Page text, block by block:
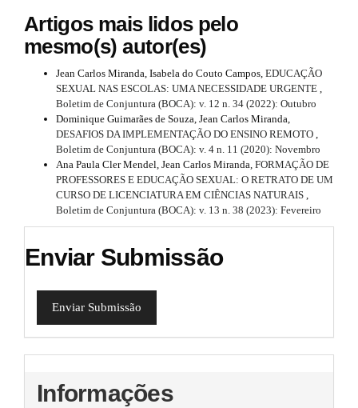
Artigos mais lidos pelo
mesmo(s) autor(es)
Jean Carlos Miranda, Isabela do Couto Campos, EDUCAÇÃO
SEXUAL NAS ESCOLAS: UMA NECESSIDADE URGENTE ,
Boletim de Conjuntura (BOCA): v. 12 n. 34 (2022): Outubro
Dominique Guimarães de Souza, Jean Carlos Miranda,
DESAFIOS DA IMPLEMENTAÇÃO DO ENSINO REMOTO ,
Boletim de Conjuntura (BOCA): v. 4 n. 11 (2020): Novembro
Ana Paula Cler Mendel, Jean Carlos Miranda, FORMAÇÃO DE
PROFESSORES E EDUCAÇÃO SEXUAL: O RETRATO DE UM
CURSO DE LICENCIATURA EM CIÊNCIAS NATURAIS ,
Boletim de Conjuntura (BOCA): v. 13 n. 38 (2023): Fevereiro
Enviar Submissão
Enviar Submissão
Informações